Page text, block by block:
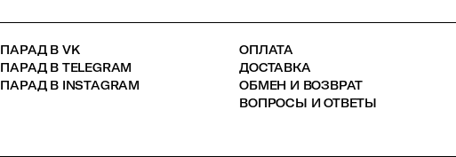
ПАРАД В VK
ПАРАД В TELEGRAM
ПАРАД В INSTAGRAM
ОПЛАТА
ДОСТАВКА
ОБМЕН И ВОЗВРАТ
ВОПРОСЫ И ОТВЕТЫ